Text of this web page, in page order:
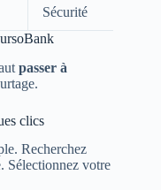
Sécurité
passer à
clics
Recherchez
Sélectionnez votre